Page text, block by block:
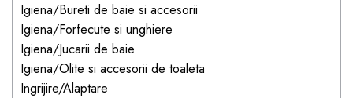
Termometre copii
Căști antifonice copii și
dopuri de urechi
Produse îngrijire copii
Igiena/Bureti de baie si accesorii
Igiena/Forfecute si unghiere
Igiena/Jucarii de baie
Igiena/Olite si accesorii de toaleta
Ingrijire/Alaptare